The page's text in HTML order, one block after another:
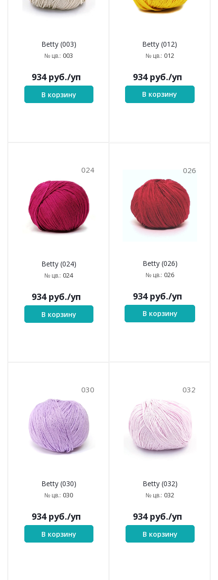
Betty (003)
№ цв.: 003
934руб./уп
В корзину
Betty (012)
№ цв.: 012
934руб./уп
В корзину
024
Betty (024)
№ цв.: 024
934руб./уп
В корзину
026
Betty (026)
№ цв.: 026
934руб./уп
В корзину
030
Betty (030)
№ цв.: 030
934руб./уп
В корзину
032
Betty (032)
№ цв.: 032
934руб./уп
В корзину